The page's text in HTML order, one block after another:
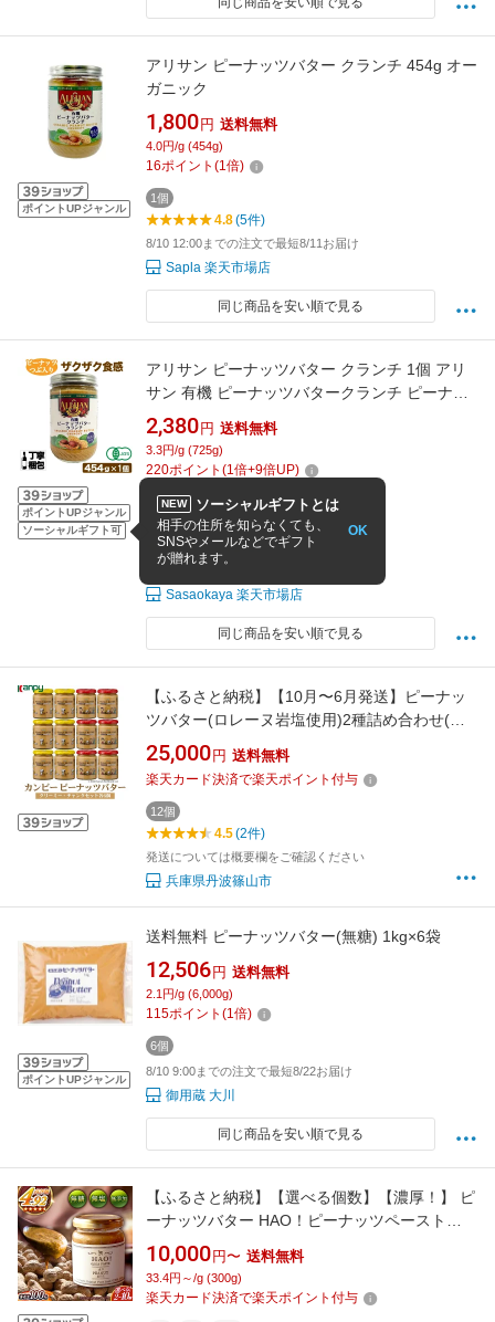
ポイントUPジャンル
アリサン ピーナッツバター クランチ 454g オー
ガニック
1,800 円 送料無料
4.0円/g (454g)
16ポイント (1倍)
1個
4.8(5件)
8/10 12:00までの注文で最短8/11お届け
Sapla 楽天市場店
同じ商品を安い順で見る
ポイントUPジャンル
ソーシャルギフト可
アリサン ピーナッツバター クランチ 1個 アリ
サン 有機 ピーナッツバタークランチ ピーナッ
ツバター 無糖 ピーナッツバター クランチ ピー
ナッツバター 送料無料 ピーナツバター ピーナ
ツバター 無糖ピーナッツバター オーガニック
2,380 円 送料無料
3.3円/g (725g)
220ポイント (1倍+9倍UP)
定期購入なら 2,260円
1個 725g
4.72(29件)
Sasaokaya 楽天市場店
同じ商品を安い順で見る
【ふるさと納税】【10月〜6月発送】ピーナッ
ツバター(ロレーヌ岩塩使用)2種詰め合わせ(各6
個) | 兵庫県 丹波篠山市 カンピー ピーナッツバ
ター SNOOPY スヌーピー ロレーヌ岩塩 詰め合
わせ クリーミィ 粒入り パン用 朝食 製菓材料
25,000 円 送料無料
楽天カード決済で楽天ポイント付与
12個
4.5(2件)
発送については概要欄をご確認ください
兵庫県丹波篠山市
ポイントUPジャンル
送料無料 ピーナッツバター(無糖) 1kg×6袋
12,506 円 送料無料
2.1円/g (6,000g)
115ポイント (1倍)
6個
8/10 9:00までの注文で最短8/22お届け
御用蔵 大川
同じ商品を安い順で見る
【ふるさと納税】【選べる個数】【濃厚！】 ピ
ーナッツバター HAO！ピーナッツペースト
《小値賀町担い手公社》[DAA011] 長崎 五島列
島 小値賀 国産 ピーナッツ バター ピーナッツク
リーム ジャム 朝食 濃厚 落花生 常温
10,000 円〜 送料無料
33.4円～/g (300g)
楽天カード決済で楽天ポイント付与
NEW ソーシャルギフトとは
相手の住所を知らなくても、
SNSやメールなどでギフト
が贈れます。
OK